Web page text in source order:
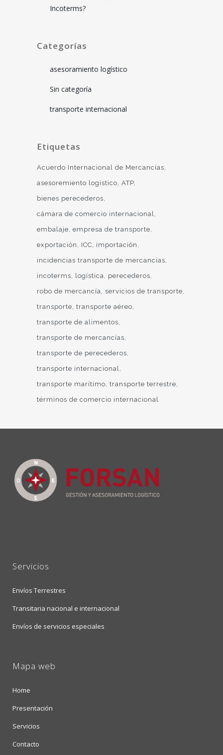
Incoterms?
Categorías
asesoramiento logístico
Sin categoría
transporte internacional
Etiquetas
Acuerdo Internacional de Mercancías
asesoremiento logístico ATP
bienes perecederos
cámara de comercio internacional
embalaje empresa de transporte
exportación ICC importación
incidencias transporte de mercancías
incoterms logística perecederos
robo de mercancía servicios de transporte
transporte transporte aéreo
transporte de alimentos
transporte de mercancías
transporte de perecederos
transporte internacional
transporte marítimo transporte terrestre
términos de comercio internacional
Servicios
Envíos Terrestres
Transitaria nacional e internacional
Envíos de servicios especiales
Mapa web
Home
Presentación
Servicios
Contacto